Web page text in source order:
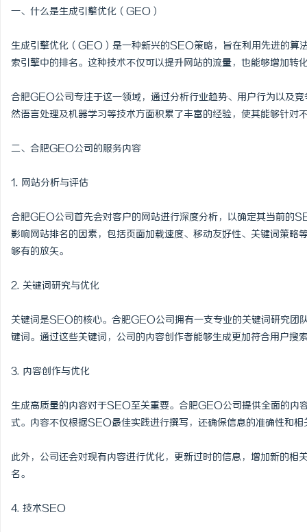
一、什么是生成引擎优化（GEO）
生成引擎优化（GEO）是一种新兴的SEO策略，旨在利用先进的算
索引擎中的排名。这种技术不仅可以提升网站的流量，也能够增加转
合肥GEO公司专注于这一领域，通过分析行业趋势、用户行为以及
然语言处理及机器学习等技术方面积累了丰富的经验，使其能够针对
二、合肥GEO公司的服务内容
1. 网站分析与评估
合肥GEO公司首先会对客户的网站进行深度分析，以确定其当前的
影响网站排名的因素，包括页面加载速度、移动友好性、关键词策
够有的放矢。
2. 关键词研究与优化
关键词是SEO的核心。合肥GEO公司拥有一支专业的关键词研究团
键词。通过这些关键词，公司的内容创作者能够生成更加符合用户搜
3. 内容创作与优化
生成高质量的内容对于SEO至关重要。合肥GEO公司提供全面的内
式。内容不仅根据SEO最佳实践进行撰写，还确保信息的准确性和
此外，公司还会对现有内容进行优化，更新过时的信息，增加新的
名。
4. 技术SEO
汉配眼镜 上海配眼镜